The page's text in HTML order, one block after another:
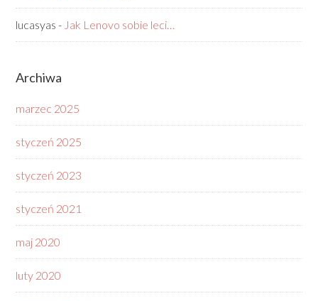
lucasyas - Jak Lenovo sobie leci…
Archiwa
marzec 2025
styczeń 2025
styczeń 2023
styczeń 2021
maj 2020
luty 2020